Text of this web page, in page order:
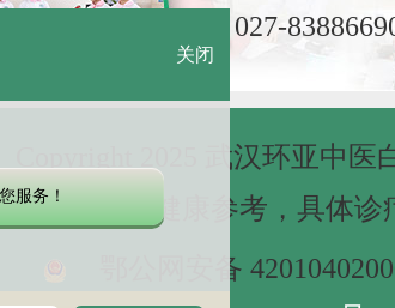
027-
Copyright 2025 武汉环亚中医
站信息仅做健康参考，具体诊
鄂公网安备
关闭
服务！